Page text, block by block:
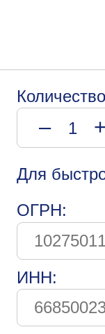
– +
Для
ОГРН:
ИНН: